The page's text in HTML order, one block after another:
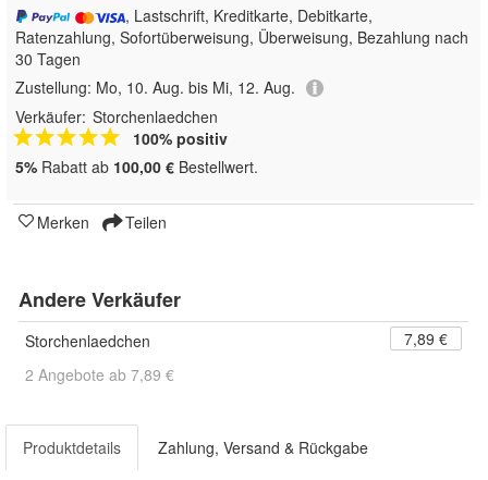
, Lastschrift, Kreditkarte, Debitkarte,
Ratenzahlung, Sofortüberweisung, Überweisung, Bezahlung nach
30 Tagen
Zustellung: Mo, 10. Aug. bis Mi, 12. Aug.
Verkäufer: Storchenlaedchen
100% positiv
5% Rabatt ab 100,00 € Bestellwert.
Merken Teilen
Andere Verkäufer
Storchenlaedchen
7,89 €
2 Angebote ab 7,89 €
Produktdetails Zahlung, Versand & Rückgabe